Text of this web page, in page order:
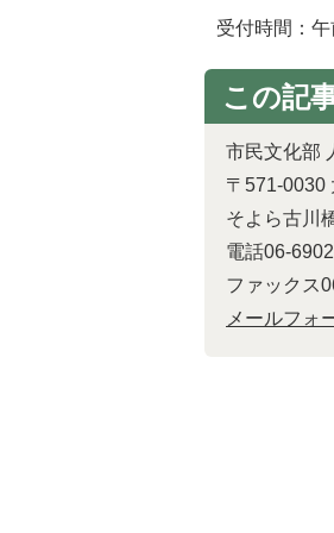
受付時間：
この記
市民文化部
〒571-0030
そよら古川
電話06-
ファックス
メールフォ